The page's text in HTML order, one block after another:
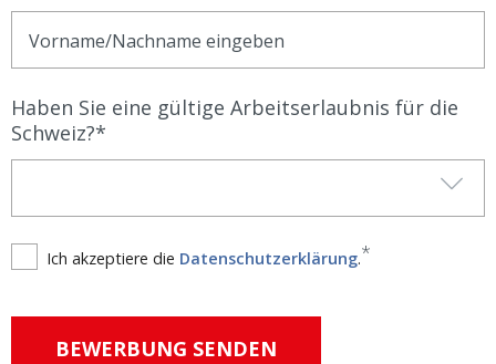
Haben Sie eine gültige Arbeitserlaubnis für die
Schweiz?
Ich akzeptiere die Datenschutzerklärung.
BEWERBUNG SENDEN